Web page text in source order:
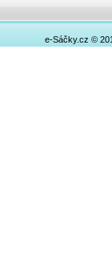
e-Sáčky.cz ©